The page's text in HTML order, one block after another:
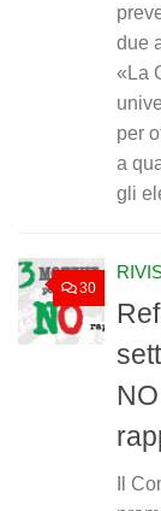
due
«La
per
a
gli
30
Il